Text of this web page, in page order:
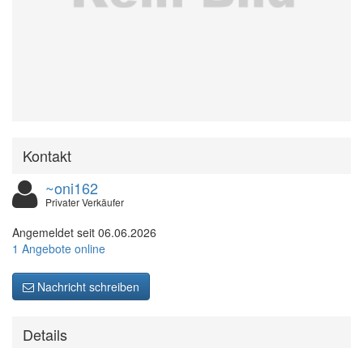
Kontakt
~oni162
Privater Verkäufer
Angemeldet seit 06.06.2026
1 Angebote online
Nachricht schreiben
Details